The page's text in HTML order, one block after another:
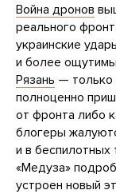
Война дронов
реального
украинские
и более
Рязань — только
полноценно
от фронта либо
блогеры
и в беспилотных
«Медуза»
устроен новый